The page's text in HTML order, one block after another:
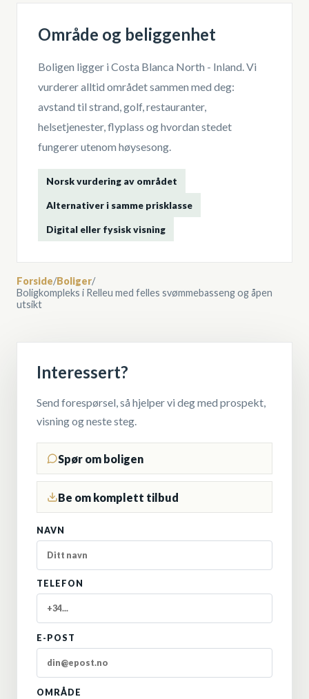
Område og beliggenhet
Boligen ligger i Costa Blanca North - Inland. Vi
vurderer alltid området sammen med deg:
avstand til strand, golf, restauranter,
helsetjenester, flyplass og hvordan stedet
fungerer utenom høysesong.
Norsk vurdering av området
Alternativer i samme prisklasse
Digital eller fysisk visning
Forside/Boliger/
Boligkompleks i Relleu med felles svømmebasseng og åpen
utsikt
Interessert?
Send forespørsel, så hjelper vi deg med prospekt,
visning og neste steg.
Spør om boligen
Be om komplett tilbud
NAVN
TELEFON
E-POST
OMRÅDE